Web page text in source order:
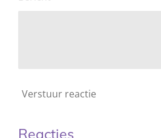
Verstuur reactie
Reacties